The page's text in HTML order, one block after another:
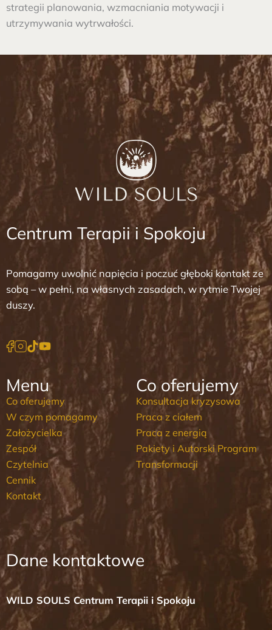
strategii planowania, wzmacniania motywacji i
utrzymywania wytrwałości.
Centrum Terapii i Spokoju
Pomagamy uwolnić napięcia i poczuć głęboki kontakt ze
sobą – w pełni, na własnych zasadach, w rytmie Twojej
duszy.
Menu
Co oferujemy
W czym pomagamy
Założycielka
Zespół
Czytelnia
Cennik
Kontakt
Co oferujemy
Konsultacja kryzysowa
Praca z ciałem
Praca z energią
Pakiety i Autorski Program
Transformacji
Dane kontaktowe
WILD SOULS Centrum Terapii i Spokoju